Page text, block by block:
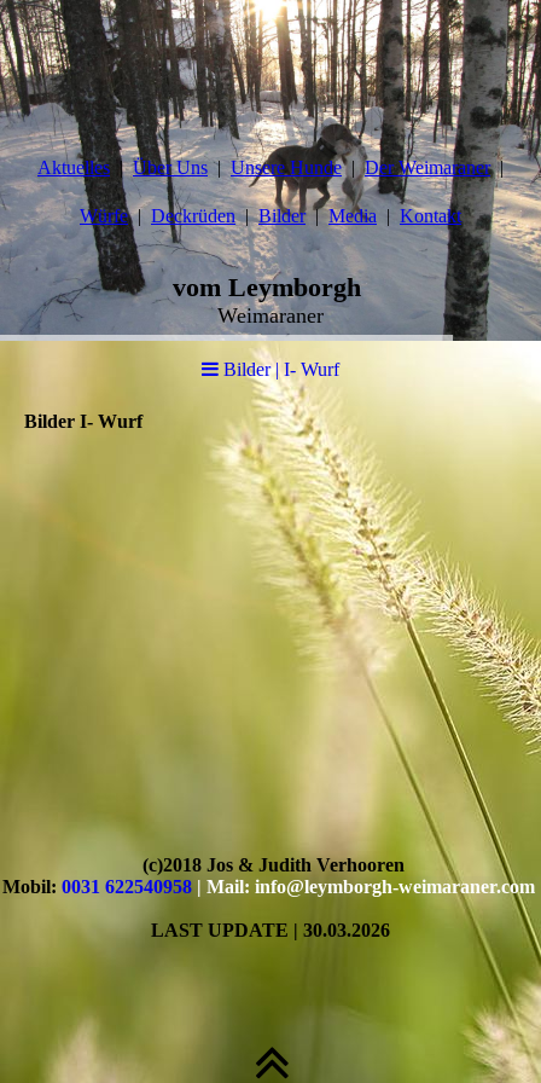
Aktuelles Über Uns Unsere Hunde Der Weimaraner
Würfe Deckrüden Bilder Media Kontakt
vom Leymborgh
Weimaraner
Bilder | I- Wurf
Bilder I- Wurf
(c)2018 Jos & Judith Verhooren
Mobil: 0031 622540958| Mail: info@leymborgh-weimaraner.com
LAST UPDATE | 30.03.2026